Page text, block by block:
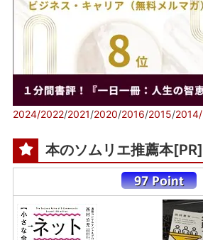
2024/2022/2021/2020/2016/2015/2014/
本のソムリエ推薦本[PR]